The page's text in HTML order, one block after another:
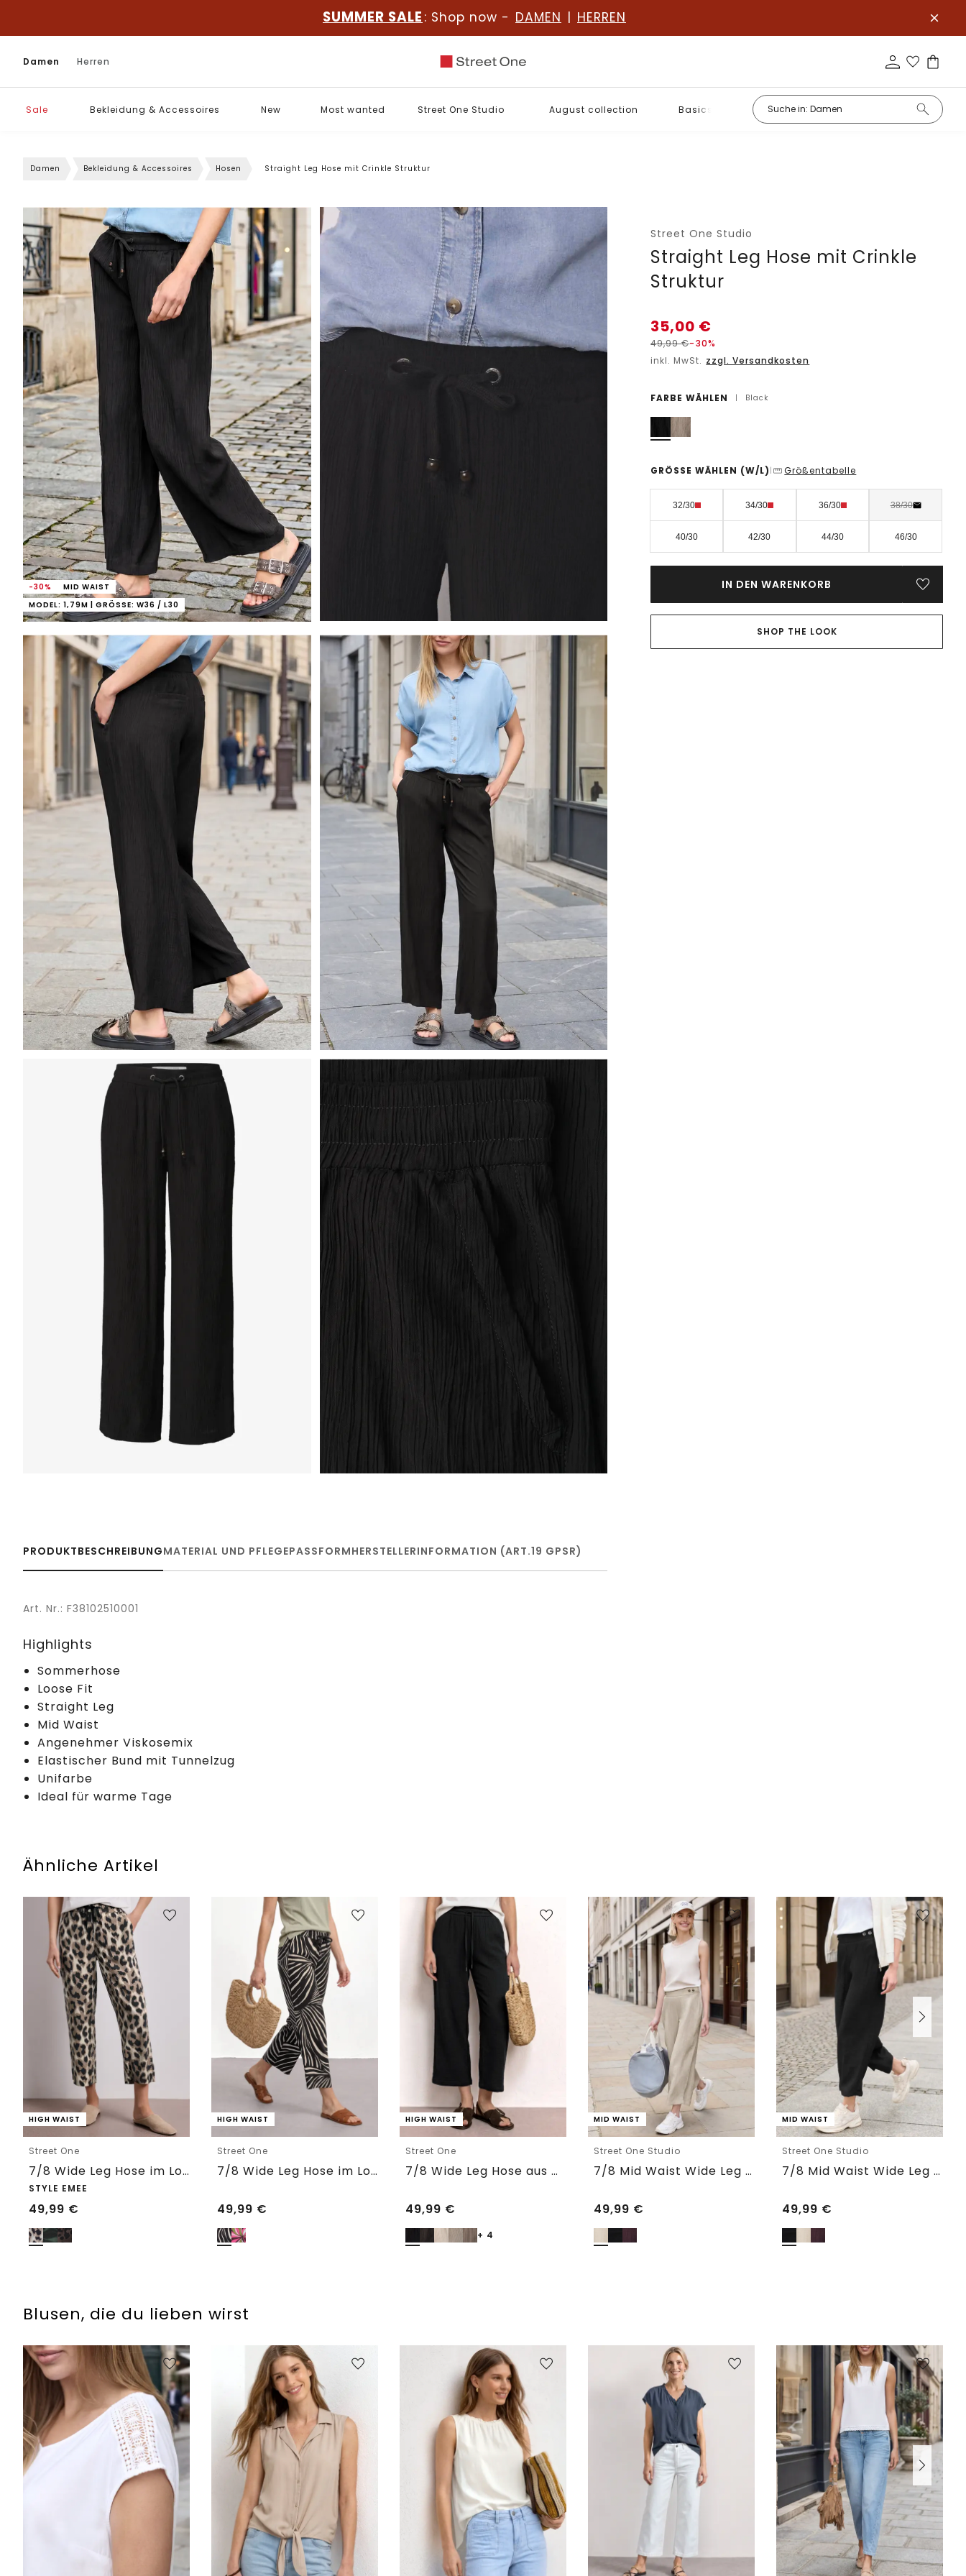
SUMMER SALE : Shop now - DAMEN | HERREN
Damen Herren
Sale Bekleidung & Accessoires New Most wanted Street One Studio August collection Basics
Damen Bekleidung & Accessoires Hosen Straight Leg Hose mit Crinkle Struktur
-30%
MID WAIST
MODEL: 1,79M | GRÖSSE: W36 / L30
Street One Studio
Straight Leg Hose mit Crinkle
Struktur
35,00 €
49,99€-30%
inkl. MwSt. zzgl. Versandkosten
FARBE WÄHLEN | Black
GRÖSSE WÄHLEN (W/L) | Größentabelle
32/30 34/30 36/30 38/30
40/30 42/30 44/30 46/30
IN DEN WARENKORB
SHOP THE LOOK
PRODUKTBESCHREIBUNGMATERIAL UND PFLEGEPASSFORMHERSTELLERINFORMATION (ART.19 GPSR)
Art. Nr.: F38102510001
Highlights
Sommerhose
Loose Fit
Straight Leg
Mid Waist
Angenehmer Viskosemix
Elastischer Bund mit Tunnelzug
Unifarbe
Ideal für warme Tage
Ähnliche Artikel
HIGH WAIST
Street One
7/8 Wide Leg Hose im Loose Fit mit Print
STYLE EMEE
49,99 €
HIGH WAIST
Street One
7/8 Wide Leg Hose im Loose Fit
49,99 €
HIGH WAIST
Street One
7/8 Wide Leg Hose aus Musselin im Loose Fit
49,99 €
+ 4
MID WAIST
Street One Studio
7/8 Mid Waist Wide Leg Hose im Leinen-Look
49,99 €
MID WAIST
Street One Studio
7/8 Mid Waist Wide Leg Hose im Leinen-Look
49,99 €
Blusen, die du lieben wirst